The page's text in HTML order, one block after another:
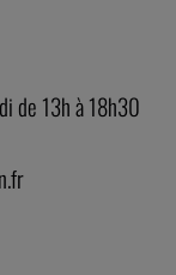
de 13h à 18h30